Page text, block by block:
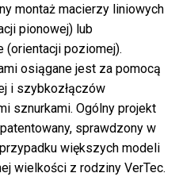
montaż macierzy liniowych
pionowej) lub
(orientacji poziomej).
osiągane jest za pomocą
i szybkozłączów
sznurkami. Ogólny projekt
sprawdzony w
większych modeli
wielkości z rodziny VerTec.